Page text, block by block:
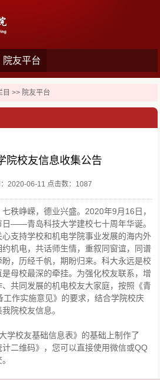
院友平台
目 >> 院友平台
院校友信息收集公告
2020-06-11 点击数： 1087
秩峥嵘，德业兴盛。2020年9月16日，
——青岛科技大学建校七十周年华诞。
支持学校和机电学院事业发展的海内外
机电，共话师生情，重叙同窗谊，同谱
，历经千帆，期盼归来。科大永远是校
母校最深的牵挂。为强化校友联系，增
共同发展的机电校友大家庭，按照《青
作实施意见》的要求，结合学院校庆
院校友信息。
学校友基础信息表》的基础上制作了
计二维码》，您可以直接使用微信或QQ